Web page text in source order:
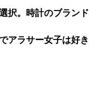
択。時計のブランド
アラサー女子は好き